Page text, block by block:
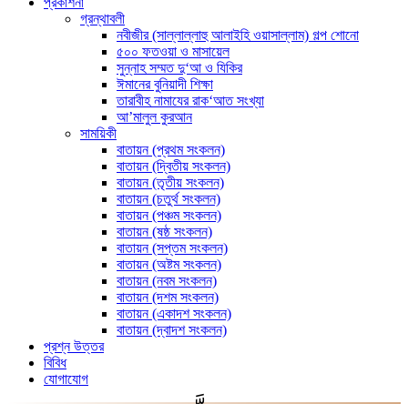
গ্রন্থাবলী
নবীজীর (সাল্লাল্লাহু আলাইহি ওয়াসাল্লাম) গল্প শোনো
৫০০ ফতওয়া ও মাসায়েল
সুন্নাহ সম্মত দু‘আ ও যিকির
ঈমানের বুনিয়াদী শিক্ষা
তারাবীহ নামাযের রাক‘আত সংখ্যা
আ’মালুল কুরআন
সাময়িকী
বাতায়ন (প্রথম সংকলন)
বাতায়ন (দ্বিতীয় সংকলন)
বাতায়ন (তৃতীয় সংকলন)
বাতায়ন (চতুর্থ সংকলন)
বাতায়ন (পঞ্চম সংকলন)
বাতায়ন (ষষ্ঠ সংকলন)
বাতায়ন (সপ্তম সংকলন)
বাতায়ন (অষ্টম সংকলন)
বাতায়ন (নবম সংকলন)
বাতায়ন (দশম সংকলন)
বাতায়ন (একাদশ সংকলন)
বাতায়ন (দ্বাদশ সংকলন)
প্রশ্ন উত্তর
বিবিধ
যোগাযোগ